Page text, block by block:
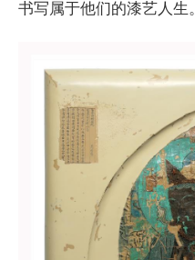
书写属于他们的漆艺人生。